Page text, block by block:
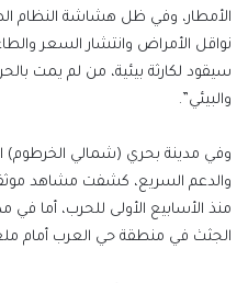
الأمطار، وفي ظل هشاشة النظام
نواقل الأمراض وانتشار السعر
سيقود لكارثة بيئية، من لم يمت
والبيئي”.
وفي مدينة بحري (شمالي الخرطوم)
والدعم السريع، كشفت مشاهد
منذ الأسابيع الأولى للحرب، أما
الجثث في منطقة حي العرب أمام